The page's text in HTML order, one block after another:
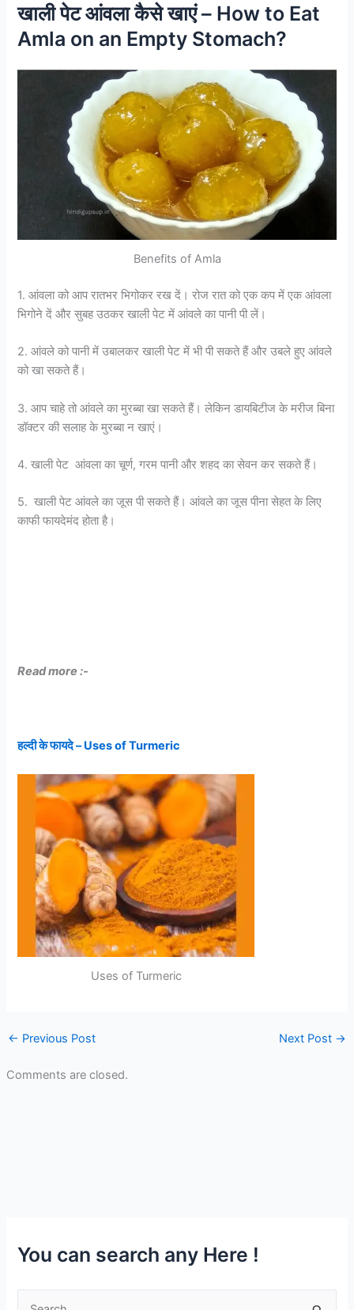
खाली पेट आंवला कैसे खाएं – How to Eat
Amla on an Empty Stomach?
Benefits of Amla
1. आंवला को आप रातभर भिगोकर रख दें। रोज रात को एक कप में एक आंवला
भिगोने दें और सुबह उठकर खाली पेट में आंवले का पानी पी लें।
2. आंवले को पानी में उबालकर खाली पेट में भी पी सकते हैं और उबले हुए आंवले
को खा सकते हैं।
3. आप चाहे तो आंवले का मुरब्बा खा सकते हैं। लेकिन डायबिटीज के मरीज बिना
डॉक्टर की सलाह के मुरब्बा न खाएं।
4. खाली पेट आंवला का चूर्ण, गरम पानी और शहद का सेवन कर सकते हैं।
5. खाली पेट आंवले का जूस पी सकते हैं। आंवले का जूस पीना सेहत के लिए
काफी फायदेमंद होता है।
Read more :-
हल्दी के फायदे – Uses of Turmeric
Uses of Turmeric
← Previous Post Next Post →
Comments are closed.
You can search any Here !